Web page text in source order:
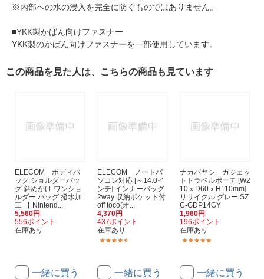
※内部への水の浸入を完全に防ぐものではありません。
■YKK製かばん向けファスナー
YKK製のかばん向けファスナーを一部使用しています。
この商品を見た人は、こちらの商品も見ています
ELECOM ボディバ
ッグ ショルダーバッ
グ 斜めがけ ワンショ
ルダー バッグ 撥水加
工 【 Nintend...
5,560円
556ポイント
在庫あり
一緒に買う
ELECOM ノートパ
ソコン対応 [～14.0イ
ンチ] インナーバッグ
2way 収納ポケット付
off toco(オ...
4,370円
437ポイント
在庫あり
一緒に買う
ナカバヤシ ガジェッ
トトラベルポーチ [W2
10ｘD60ｘH110mm]
リサイクル グレー SZ
C-GDP14GY
1,960円
196ポイント
在庫あり
一緒に買う